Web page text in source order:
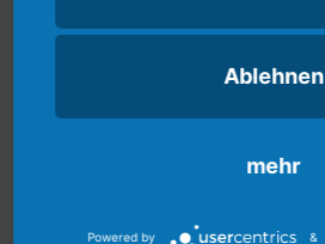
Ablehnen
mehr
Powered by &